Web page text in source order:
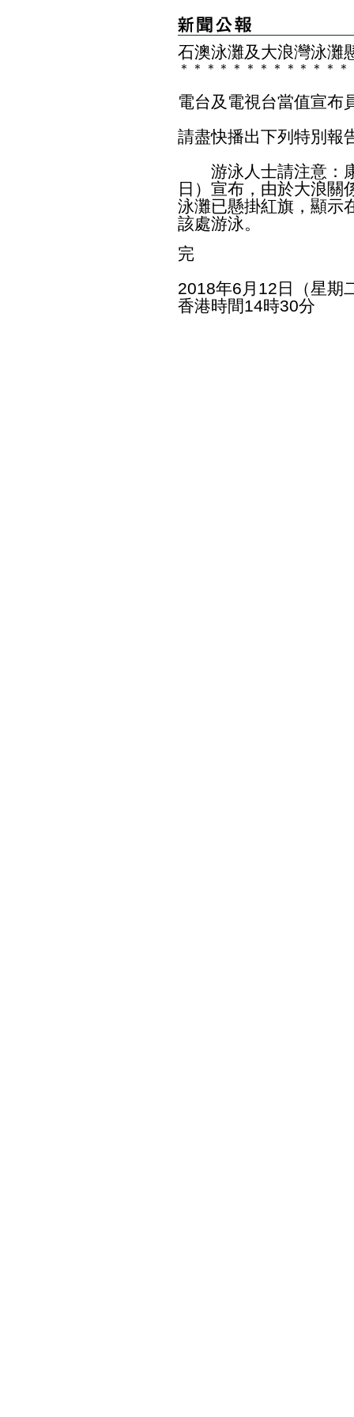
石澳泳灘及大浪灣泳灘
＊ ＊ ＊ ＊ ＊ ＊ ＊ ＊ ＊ ＊ ＊ ＊ ＊
電台及電視台當值宣布
請盡快播出下列特別報
游泳人士請注意：康
日）宣布，由於大浪關
泳灘已懸掛紅旗，顯示
該處游泳。
完
2018年6月12日（星期
香港時間14時30分